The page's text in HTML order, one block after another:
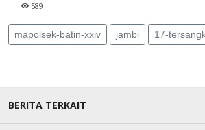
589
mapolsek-batin-xxiv jambi 17-
BERITA TERKAIT